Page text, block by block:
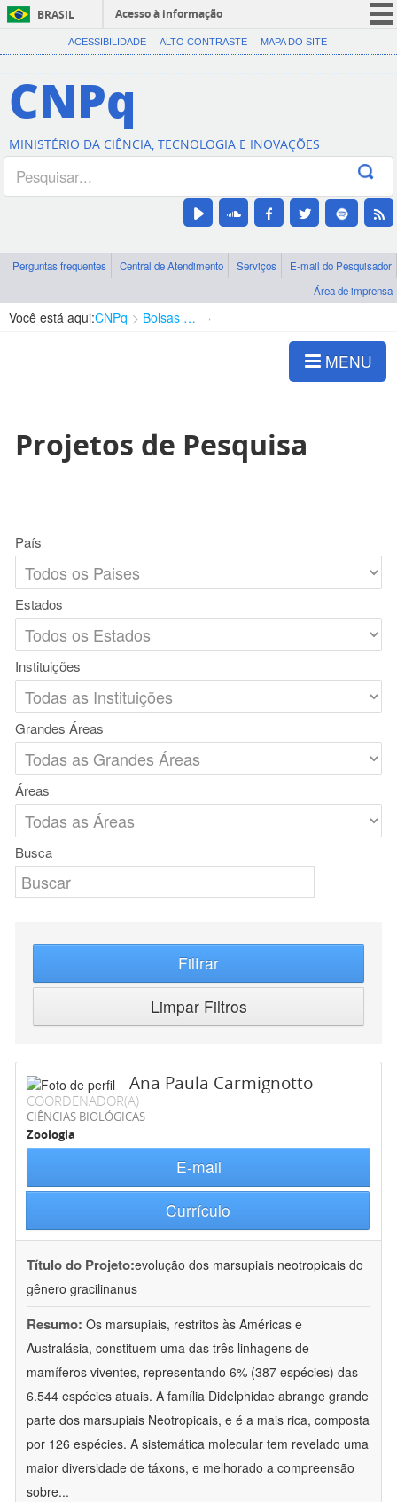
BRASIL
Acesso à informação
CORONAVÍRUS (COVID-19)
Canais
ACESSIBILIDADE ALTO CONTRASTE MAPA DO SITE
CNPq
MINISTÉRIO DA CIÊNCIA, TECNOLOGIA E INOVAÇÕES
Perguntas frequentes Central de Atendimento Serviços
E-mail do Pesquisador
Área de imprensa
Você está aqui:CNPq Bolsas e Auxílios Vigentes
MENU
Projetos de Pesquisa
País
Estados
Instituições
Grandes Áreas
Áreas
Busca
Filtrar
Limpar Filtros
Ana Paula Carmignotto
COORDENADOR(A)
CIÊNCIAS BIOLÓGICAS
Zoologia
E-mail
Currículo
Título do Projeto:evolução dos marsupiais neotropicais do
gênero gracilinanus
Resumo: Os marsupiais, restritos às Américas e
Australásia, constituem uma das três linhagens de
mamíferos viventes, representando 6% (387 espécies) das
6.544 espécies atuais. A família Didelphidae abrange grande
parte dos marsupiais Neotropicais, e é a mais rica, composta
por 126 espécies. A sistemática molecular tem revelado uma
maior diversidade de táxons, e melhorado a compreensão
sobre...